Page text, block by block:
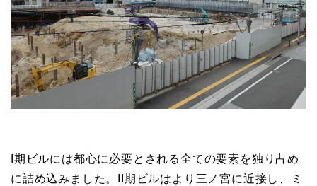
I期ビルには都心に必要とされる全ての要素を独り占め
に詰め込みました。II期ビルはより三ノ宮に近接し、ミ